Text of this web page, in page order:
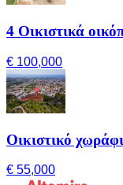
4 Οικιστικά
€ 100,000
Οικιστικό
€ 55,000